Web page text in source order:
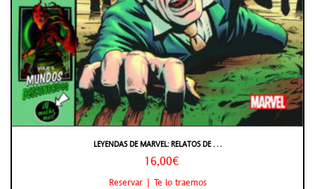
LEYENDAS DE MARVEL: RELATOS DE . . .
16,00€
Reservar | Te lo traemos